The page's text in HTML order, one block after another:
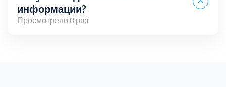
информации?
Просмотрено 0 раз